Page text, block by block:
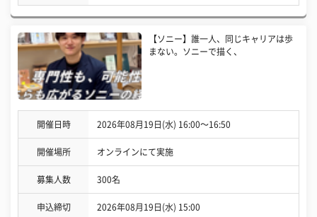
【ソニー】誰一人、同じキャリアは歩
まない。ソニーで描く、
開催日時 2026年08月19日(水) 16:00〜16:50
開催場所 オンラインにて実施
募集人数 300名
申込締切 2026年08月19日(水) 15:00